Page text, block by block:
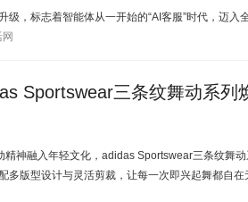
级，标志着智能体从一开始的“AI客服”时代，迈入
Sportswear三条纹舞动系列
精神融入年轻文化，adidas Sportswear三条纹舞
多版型设计与灵活剪裁，让每一次即兴起舞都自在